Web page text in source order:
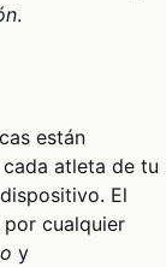
.
están
atleta de tu
El
cualquier
y